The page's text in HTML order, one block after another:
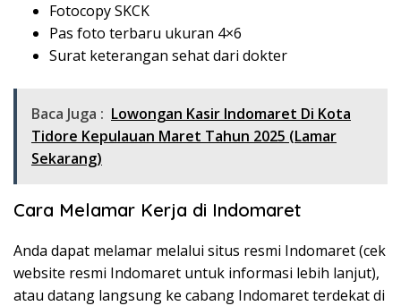
Fotocopy SKCK
Pas foto terbaru ukuran 4×6
Surat keterangan sehat dari dokter
Baca Juga : Lowongan Kasir Indomaret Di Kota
Tidore Kepulauan Maret Tahun 2025 (Lamar
Sekarang)
Cara Melamar Kerja di Indomaret
Anda dapat melamar melalui situs resmi Indomaret (cek
website resmi Indomaret untuk informasi lebih lanjut),
atau datang langsung ke cabang Indomaret terdekat di